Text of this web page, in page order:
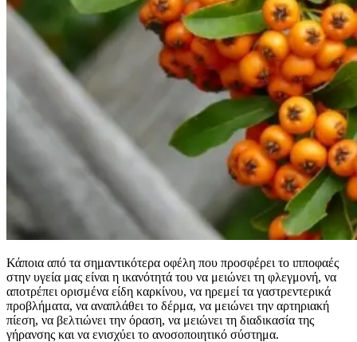
Κάποια από τα σημαντικότερα οφέλη που προσφέρει το ιπποφαές
στην υγεία μας είναι η ικανότητά του να μειώνει τη φλεγμονή, να
αποτρέπει ορισμένα είδη καρκίνου, να ηρεμεί τα γαστρεντερικά
προβλήματα, να αναπλάθει το δέρμα, να μειώνει την αρτηριακή
πίεση, να βελτιώνει την όραση, να μειώνει τη διαδικασία της
γήρανσης και να ενισχύει το ανοσοποιητικό σύστημα.